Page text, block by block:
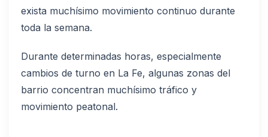
exista muchísimo movimiento continuo durante
toda la semana.
Durante determinadas horas, especialmente
cambios de turno en La Fe, algunas zonas del
barrio concentran muchísimo tráfico y
movimiento peatonal.